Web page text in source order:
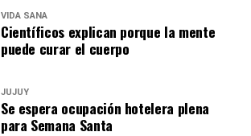
VIDA SANA
Científicos explican porque la mente
puede curar el cuerpo
JUJUY
Se espera ocupación hotelera plena
para Semana Santa